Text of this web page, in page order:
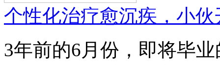
个性化治疗愈沉疾，小
3年前的6月份，即将毕